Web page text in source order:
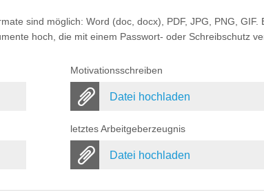
sind möglich: Word (doc, docx), PDF, JPG, PNG,
hoch, die mit einem Passwort- oder Schreibschutz
Motivationsschreiben
Datei hochladen
letztes Arbeitgeberzeugnis
Datei hochladen